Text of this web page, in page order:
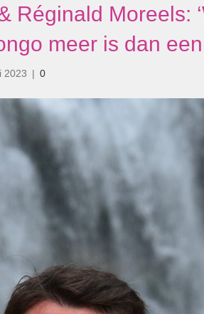
Réginald Moreels:
meer is dan een
2023 | 0